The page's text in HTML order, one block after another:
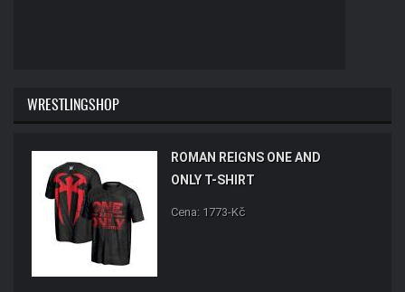
WRESTLINGSHOP
ROMAN REIGNS ONE AND
ONLY T-SHIRT
Cena: 1773-Kč